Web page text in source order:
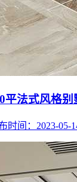
平法式风格别
时间：2023-05-